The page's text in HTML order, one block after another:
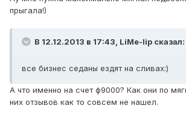
прыгала!)
В 12.12.2013 в 17:43, LiMe-lip сказал:
все бизнес седаны ездят на сливах:)
А что именно на счет ф9000? Как они по
них отзывов как то совсем не нашел.